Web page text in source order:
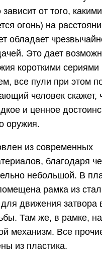
от того, какими
огонь) на
обладает
Это дает
короткими сериями
все пули при этом
человек скажет,
и ценное
оружия.
из современных
благодаря
небольшой. В
рамка из
движения затвора
Там же, в рамке,
механизм. Все
из пластика.